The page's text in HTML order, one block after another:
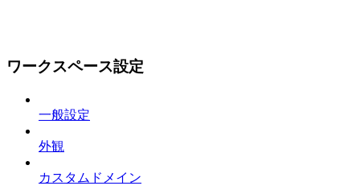
ワークスペース設定
一般設定
外観
カスタムドメイン